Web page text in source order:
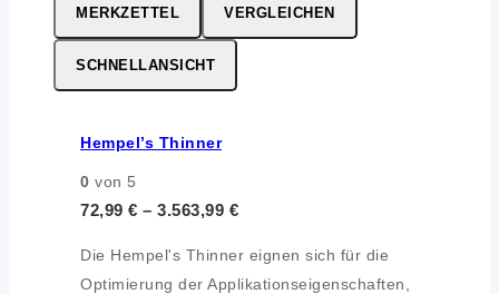
MERKZETTEL VERGLEICHEN
SCHNELLANSICHT
Hempel’s Thinner
0 von 5
72,99 € – 3.563,99 €
Die Hempel's Thinner eignen sich für die
Optimierung der Applikationseigenschaften,